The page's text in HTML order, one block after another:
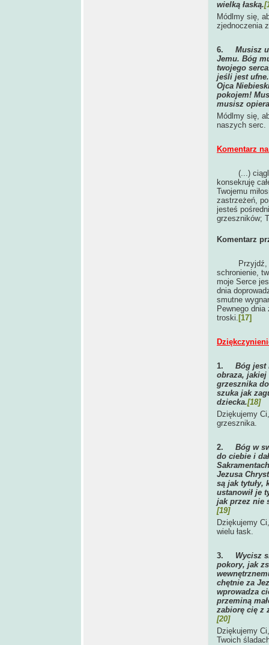
wielką łaską.
Módlmy się,
zjednoczenia
6. Musisz
Jemu. Bóg
twojego
jeśli jest
Ojca
pokojem!
musisz
Módlmy się,
naszych serc.
Komentarz
(...)
konsekruję
Twojemu
zastrzeżeń,
jesteś
grzeszników;
Komentarz
schronienie,
moje Serce
dnia
smutne
Pewnego
troski. [17]
1. Bóg jest
obraza, jakiej
grzesznika
szuka jak
dziecka.[18]
Dziękujemy
grzesznika.
2. Bóg w
do ciebie i
Jezusa
są jak tytuły,
ustanowił je
jak przez nie
[19]
Dziękujemy
wielu łask.
3. Wycisz
pokory, jak
chętnie za
wprowadza
przeminą
zabiorę cię z
[20]
Dziękujemy
Twoich